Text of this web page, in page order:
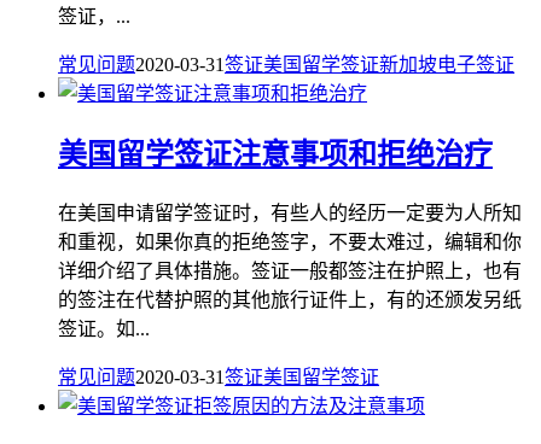
签证，...
常见问题2020-03-31签证美国留学签证新加坡电子签证
美国留学签证注意事项和拒绝治疗
在美国申请留学签证时，有些人的经历一定要为人所知
和重视，如果你真的拒绝签字，不要太难过，编辑和你
详细介绍了具体措施。签证一般都签注在护照上，也有
的签注在代替护照的其他旅行证件上，有的还颁发另纸
签证。如...
常见问题2020-03-31签证美国留学签证